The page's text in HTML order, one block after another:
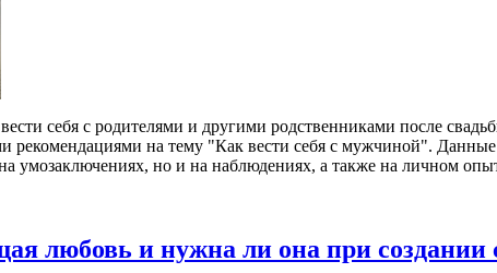
себя с родителями и другими родственниками после
рекомендациями на тему "Как вести себя с мужчиной".
умозаключениях, но и на наблюдениях, а также на личном
любовь и нужна ли она при создании